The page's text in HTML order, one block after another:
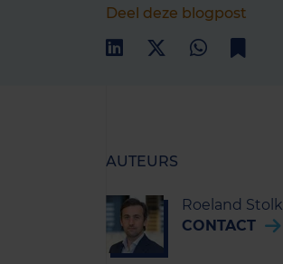
Deel deze blogpost
AUTEURS
Roeland Stolk
CONTACT